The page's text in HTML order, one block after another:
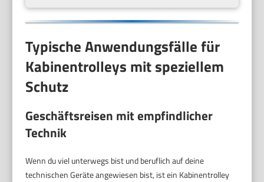
Typische Anwendungsfälle für
Kabinentrolleys mit speziellem
Schutz
Geschäftsreisen mit empfindlicher
Technik
Wenn du viel unterwegs bist und beruflich auf deine
technischen Geräte angewiesen bist, ist ein Kabinentrolley